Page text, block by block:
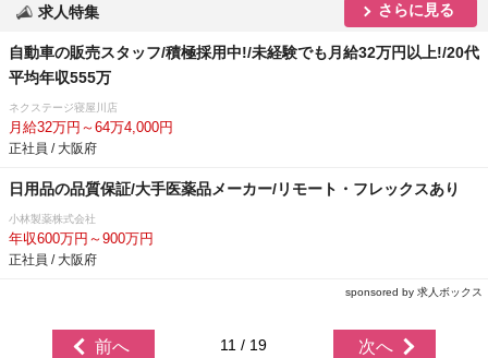
求人特集 さらに見る
自動車の販売スタッフ/積極採用中!/未経験でも月給32万円以上!/20代
平均年収555万
ネクステージ寝屋川店
月給32万円～64万4,000円
正社員 / 大阪府
日用品の品質保証/大手医薬品メーカー/リモート・フレックスあり
小林製薬株式会社
年収600万円～900万円
正社員 / 大阪府
sponsored by 求人ボックス
前へ 11 / 19 次へ